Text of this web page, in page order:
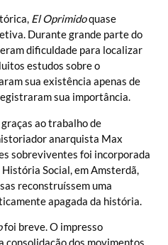
El Oprimidoquase
Durante grande parte do
dificuldade para localizar
estudos sobre o
sua existência apenas de
sua importância.
ao trabalho de
anarquista Max
sobreviventes foi incorporada
Social, em Amsterdã,
reconstruíssem uma
apagada da história.
foi breve. O impresso
consolidação dos movimentos